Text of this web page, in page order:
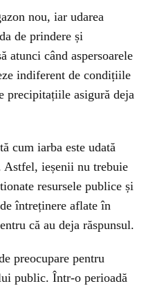
nou, iar udarea
de prindere și
atunci când aspersoarele
indiferent de condițiile
precipitațiile asigură deja
cum iarba este udată
ieșenii nu trebuie
resursele publice și
întreținere aflate în
că au deja răspunsul.
preocupare pentru
public. Într-o perioadă